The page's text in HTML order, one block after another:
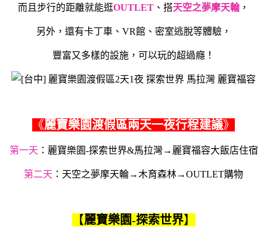
而且步行的距離就能逛OUTLET 、搭天空之夢摩天輪，
另外，還有卡丁車、VR館、密室逃脫等體驗，
豐富又多樣的設施，可以玩的超過癮！
《麗寶樂園渡假區兩天一夜行程建議》
第一天 ：麗寶樂園-探索世界&馬拉灣→麗寶福容大飯店住宿
第二天 ：天空之夢摩天輪→木育森林→OUTLET購物
【麗寶樂園-探索世界】